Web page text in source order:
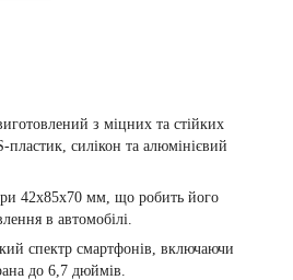
з міцних та стійких
пластик, силікон та алюмінієвий
42х85х70 мм, що робить його
в автомобілі.
спектр смартфонів, включаючи
до 6,7 дюймів.